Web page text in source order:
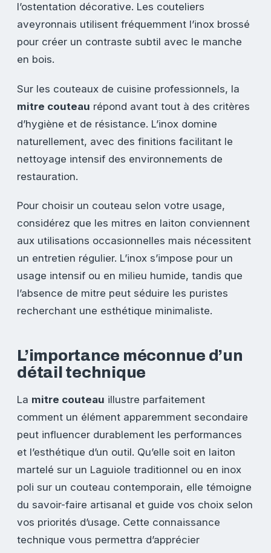
l’ostentation décorative. Les couteliers
aveyronnais utilisent fréquemment l’inox brossé
pour créer un contraste subtil avec le manche
en bois.
Sur les couteaux de cuisine professionnels, la
mitre couteau répond avant tout à des critères
d’hygiène et de résistance. L’inox domine
naturellement, avec des finitions facilitant le
nettoyage intensif des environnements de
restauration.
Pour choisir un couteau selon votre usage,
considérez que les mitres en laiton conviennent
aux utilisations occasionnelles mais nécessitent
un entretien régulier. L’inox s’impose pour un
usage intensif ou en milieu humide, tandis que
l’absence de mitre peut séduire les puristes
recherchant une esthétique minimaliste.
L’importance méconnue d’un
détail technique
La mitre couteau illustre parfaitement
comment un élément apparemment secondaire
peut influencer durablement les performances
et l’esthétique d’un outil. Qu’elle soit en laiton
martelé sur un Laguiole traditionnel ou en inox
poli sur un couteau contemporain, elle témoigne
du savoir-faire artisanal et guide vos choix selon
vos priorités d’usage. Cette connaissance
technique vous permettra d’apprécier